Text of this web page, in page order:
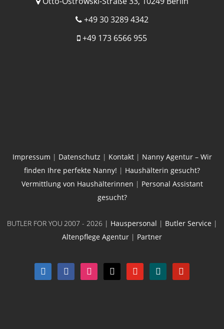
+49 30 3289 4342
+49 173 6566 955
Impressum | Datenschutz | Kontakt| Nanny Agentur – Wir
finden Ihre perfekte Nanny! | Haushälterin gesucht?
Vermittlung von Haushälterinnen | Personal Assistant
gesucht?
BUTLER FOR YOU 2007 - 2026 | Hauspersonal | Butler Service |
Altenpflege Agentur | Partner
linkedin facebook instagram youtube xing pinterest